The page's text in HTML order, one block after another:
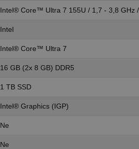
Intel® Core™ Ultra 7 155U / 1,7 - 3,8 GHz
Intel
Intel® Core™ Ultra 7
16 GB (2x 8 GB) DDR5
1 TB SSD
Intel® Graphics (IGP)
Ne
Ne